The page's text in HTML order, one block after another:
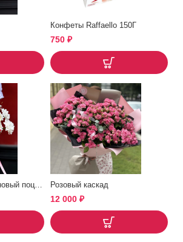
Конфеты Raffaello 150Г
750 ₽
Розовый каскад
12 000 ₽